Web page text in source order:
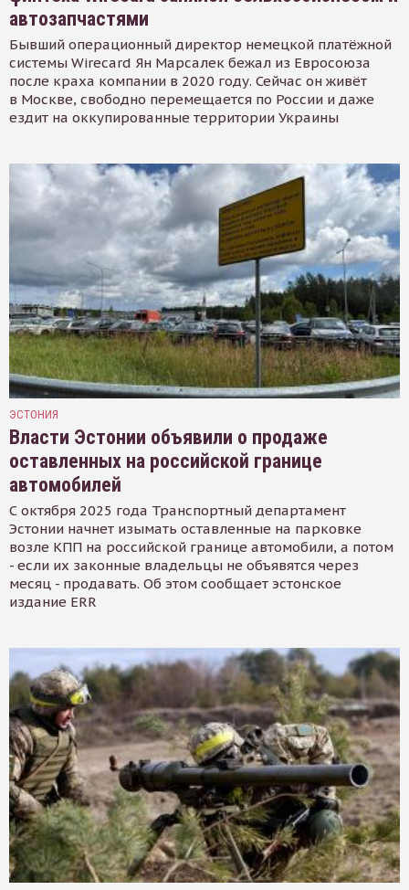
автозапчастями
Бывший операционный директор немецкой платёжной
системы Wirecard Ян Марсалек бежал из Евросоюза
после краха компании в 2020 году. Сейчас он живёт
в Москве, свободно перемещается по России и даже
ездит на оккупированные территории Украины
ЭСТОНИЯ
Власти Эстонии объявили о продаже
оставленных на российской границе
автомобилей
С октября 2025 года Транспортный департамент
Эстонии начнет изымать оставленные на парковке
возле КПП на российской границе автомобили, а потом
- если их законные владельцы не объявятся через
месяц - продавать. Об этом сообщает эстонское
издание ERR